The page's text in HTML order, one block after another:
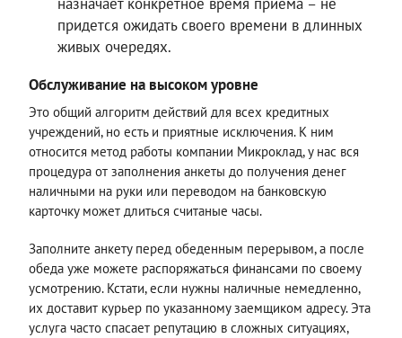
придется ожидать своего времени в длинных
живых очередях.
Обслуживание на высоком уровне
Это общий алгоритм действий для всех кредитных
учреждений, но есть и приятные исключения. К ним
относится метод работы компании Микроклад, у нас вся
процедура от заполнения анкеты до получения денег
наличными на руки или переводом на банковскую
карточку может длиться считаные часы.
Заполните анкету перед обеденным перерывом, а после
обеда уже можете распоряжаться финансами по своему
усмотрению. Кстати, если нужны наличные немедленно,
их доставит курьер по указанному заемщиком адресу. Эта
услуга часто спасает репутацию в сложных ситуациях,